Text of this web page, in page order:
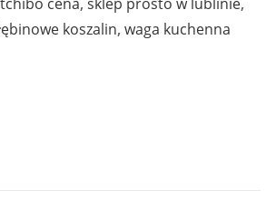
koszalin, waga kuchenna